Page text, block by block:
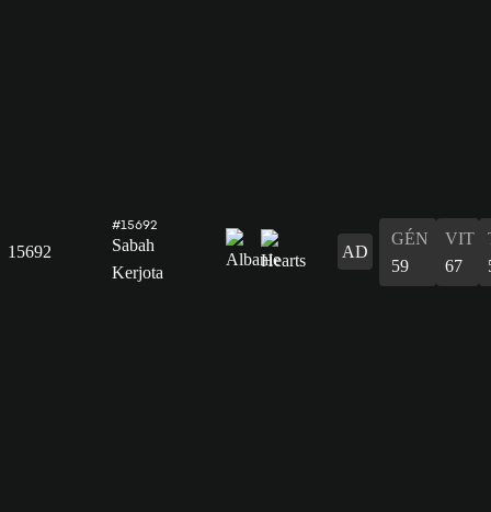
15692
#15692
Sabah
Kerjota
AD
GÉN
59
VIT
67